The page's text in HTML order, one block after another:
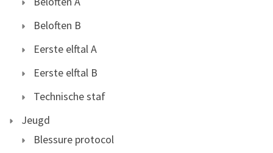
Beloften B
Eerste elftal A
Eerste elftal B
Technische staf
Jeugd
Blessure protocol